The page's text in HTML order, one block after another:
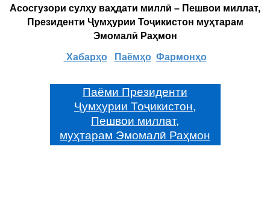
Асосгузори сулҳу ваҳдати миллӣ – Пешвои миллат,
Президенти Ҷумҳурии Тоҷикистон муҳтарам
Эмомалӣ Раҳмон
Хабарҳо Паёмҳо Фармонҳо
Паёми Президенти
Ҷумҳурии Тоҷикистон,
Пешвои миллат,
муҳтарам Эмомалӣ Раҳмон